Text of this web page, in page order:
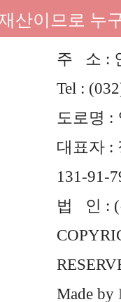
산이므로 누
주 소 :
Tel :
도로명 :
대표자 :
131-91-
법 인 : (
Made by